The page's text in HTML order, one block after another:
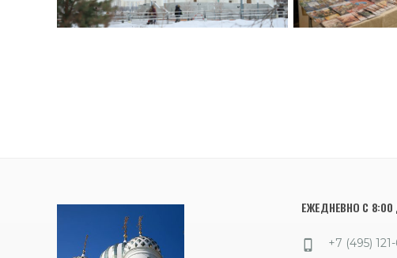
ЕЖЕДНЕВНО С
+7 (495) 121-